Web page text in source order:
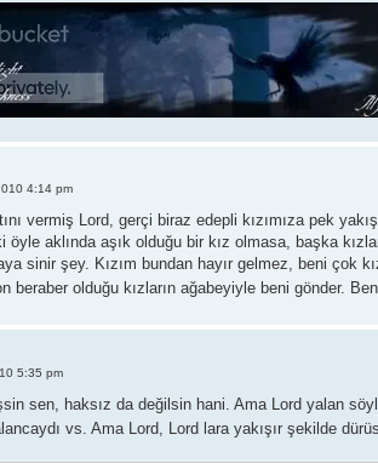
4:14 pm
vermiş Lord, gerçi biraz edepli kızımıza pek
öyle aklında aşık olduğu bir kız olmasa, başka
sinir şey. Kızım bundan hayır gelmez, beni çok
beraber olduğu kızların ağabeyiyle beni gönder.
5:35 pm
sen, haksız da değilsin hani. Ama Lord yalan
vs. Ama Lord, Lord lara yakışır şekilde